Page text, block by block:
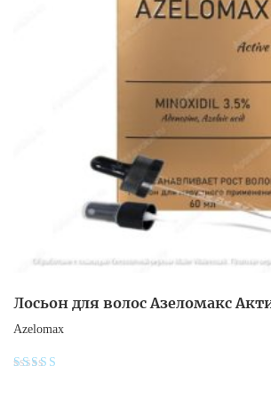
Лосьон для волос Азеломакс
Azelomax